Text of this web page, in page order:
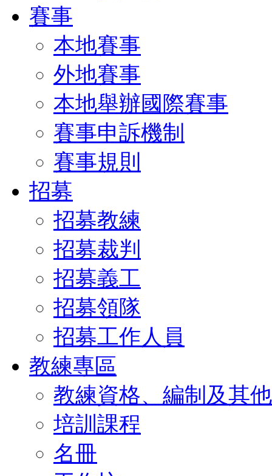
賽事
本地賽事
外地賽事
本地舉辦國際賽事
賽事申訴機制
賽事規則
招募
招募教練
招募裁判
招募義工
招募領隊
招募工作人員
教練專區
教練資格、編制及其
培訓課程
名冊